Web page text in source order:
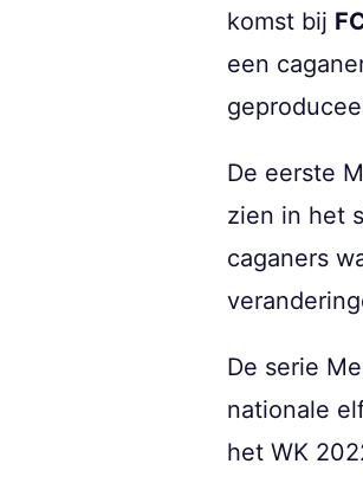
komst bij
een
De eerste
zien in het
caganers
De serie
nationale
het WK